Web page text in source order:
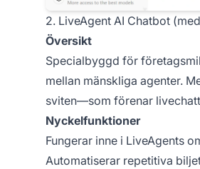
2. LiveAgent AI Chatbot
Översikt
Specialbyggd för
mellan mänskliga agenter.
sviten—som förenar
Nyckelfunktioner
Fungerar inne i LiveAgents
Automatiserar repetitiva